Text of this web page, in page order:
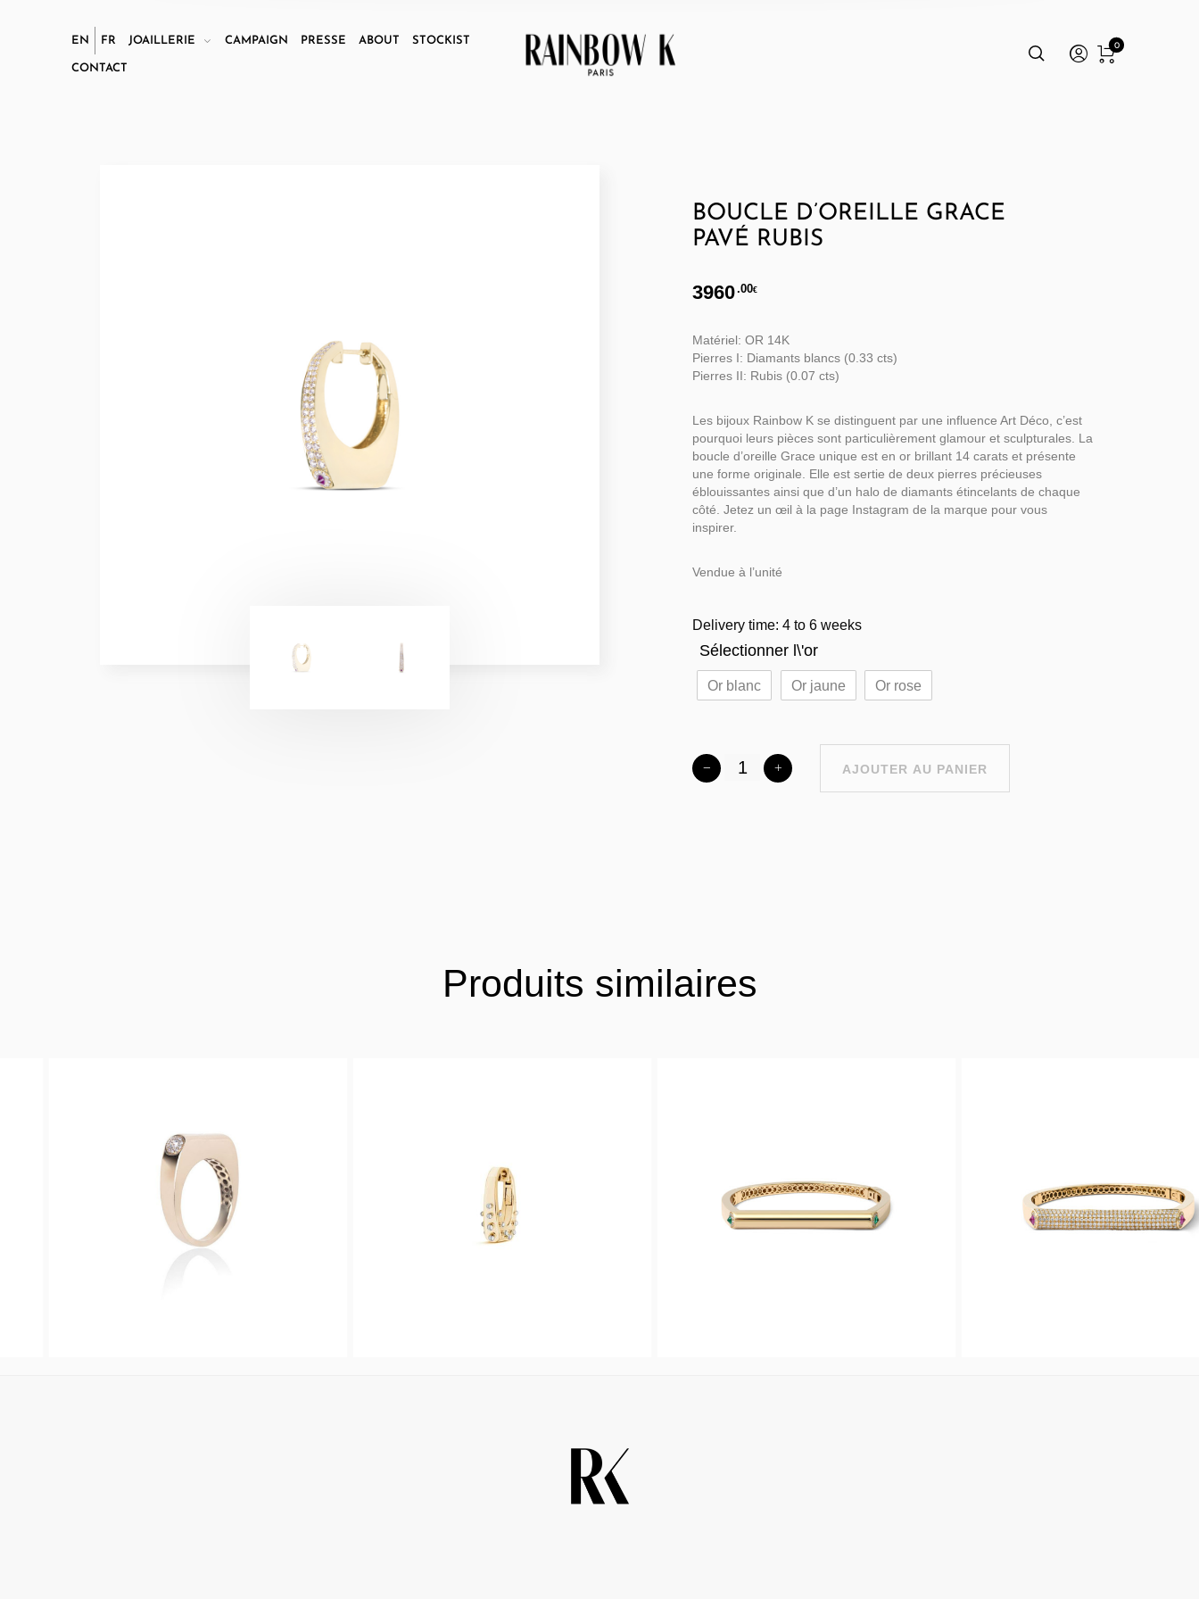
EN FR JOAILLERIE CAMPAIGN PRESSE ABOUT STOCKIST
CONTACT
0
BOUCLE D’OREILLE GRACE
PAVÉ RUBIS
3960.00€
Matériel: OR 14K
Pierres I: Diamants blancs (0.33 cts)
Pierres II: Rubis (0.07 cts)
Les bijoux Rainbow K se distinguent par une influence Art Déco, c’est
pourquoi leurs pièces sont particulièrement glamour et sculpturales. La
boucle d’oreille Grace unique est en or brillant 14 carats et présente
une forme originale. Elle est sertie de deux pierres précieuses
éblouissantes ainsi que d’un halo de diamants étincelants de chaque
côté. Jetez un œil à la page Instagram de la marque pour vous
inspirer.
Vendue à l’unité
Delivery time: 4 to 6 weeks
Sélectionner l\'or
Or blanc Or jaune Or rose
AJOUTER AU PANIER
Produits similaires